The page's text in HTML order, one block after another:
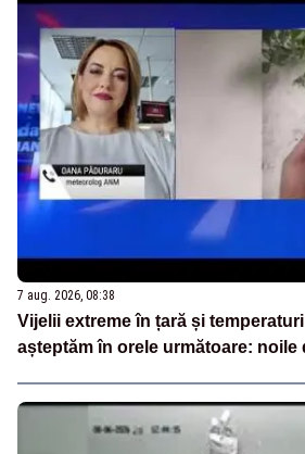
7 aug. 2026, 08:38
Vijelii extreme în țară și
așteptăm în orele următoare: noile